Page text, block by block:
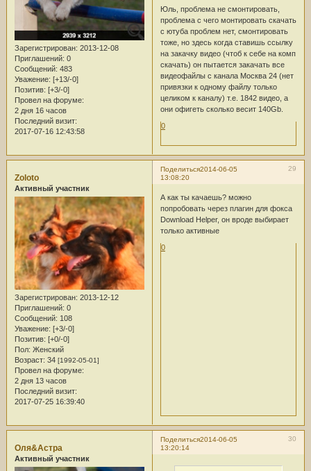
Зарегистрирован: 2013-12-08
Приглашений: 0
Сообщений: 483
Уважение: [+13/-0]
Позитив: [+3/-0]
Провел на форуме:
2 дня 16 часов
Последний визит:
2017-07-16 12:43:58
Юль, проблема не смонтировать,
проблема с чего монтировать скачать
с ютуба проблем нет, смонтировать
тоже, но здесь когда ставишь ссылку
на закачку видео (чтоб к себе на комп
скачать) он пытается закачать все
видеофайлы с канала Москва 24 (нет
привязки к одному файлу только
целиком к каналу) т.е. 1842 видео, а
они офигеть сколько весит 140Gb.
0
Поделиться 29
2014-06-05
13:08:20
Zoloto
Активный участник
Зарегистрирован: 2013-12-12
Приглашений: 0
Сообщений: 108
Уважение: [+3/-0]
Позитив: [+0/-0]
Пол: Женский
Возраст: 34 [1992-05-01]
Провел на форуме:
2 дня 13 часов
Последний визит:
2017-07-25 16:39:40
А как ты качаешь? можно
попробовать через плагин для фокса
Download Helper, он вроде выбирает
только активные
0
Поделиться 30
2014-06-05
13:20:14
Оля&Астра
Активный участник